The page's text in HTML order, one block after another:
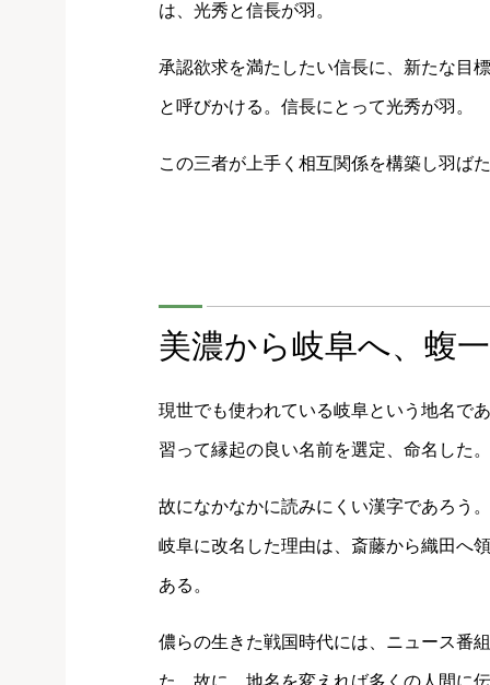
は、光秀と信長が羽。
承認欲求を満たしたい信長に、新たな目
と呼びかける。信長にとって光秀が羽。
この三者が上手く相互関係を構築し羽ば
美濃から岐阜へ、蝮
現世でも使われている岐阜という地名で
習って縁起の良い名前を選定、命名した
故になかなかに読みにくい漢字であろう
岐阜に改名した理由は、斎藤から織田へ
ある。
儂らの生きた戦国時代には、ニュース番